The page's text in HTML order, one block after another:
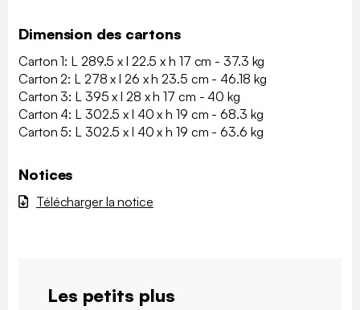
Dimension des cartons
Carton 1: L 289.5 x l 22.5 x h 17 cm - 37.3 kg
Carton 2: L 278 x l 26 x h 23.5 cm - 46.18 kg
Carton 3: L 395 x l 28 x h 17 cm - 40 kg
Carton 4: L 302.5 x l 40 x h 19 cm - 68.3 kg
Carton 5: L 302.5 x l 40 x h 19 cm - 63.6 kg
Notices
Télécharger la notice
Les petits plus